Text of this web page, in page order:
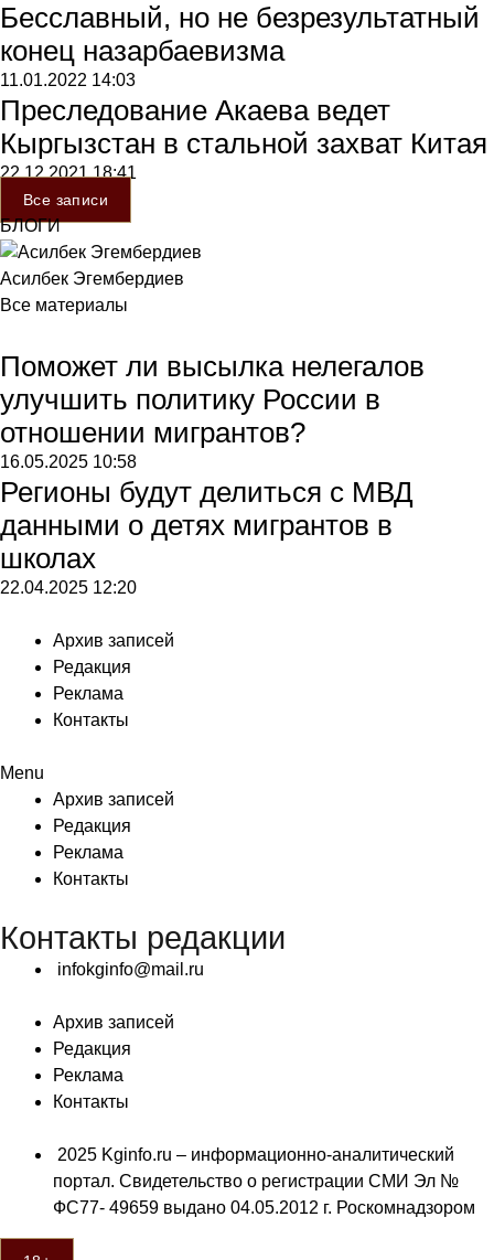
Бесславный, но не безрезультатный
конец назарбаевизма
11.01.2022 14:03
Преследование Акаева ведет
Кыргызстан в стальной захват Китая
22.12.202118:41
Все записи
БЛОГИ
Асилбек Эгембердиев
Все материалы
Поможет ли высылка нелегалов
улучшить политику России в
отношении мигрантов?
16.05.2025 10:58
Регионы будут делиться с МВД
данными о детях мигрантов в
школах
22.04.2025 12:20
Архив записей
Редакция
Реклама
Контакты
Menu
Архив записей
Редакция
Реклама
Контакты
Контакты редакции
infokginfo@mail.ru
Архив записей
Редакция
Реклама
Контакты
2025 Kginfo.ru – информационно-аналитический
портал. Свидетельство о регистрации СМИ Эл №
ФС77- 49659 выдано 04.05.2012 г. Роскомнадзором